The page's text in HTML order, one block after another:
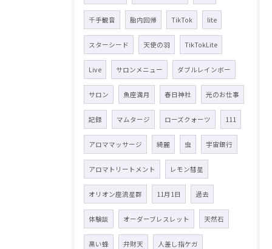
千手観音 胎内回帰 TikTok lite
スターシード 天使の羽 TikTokLite
Live サロンメニュー ダブルレインボー
サロン 魚座満月 春日神社 光のお仕事
記録 マムタージ ローズクォーツ 111
アロママッサージ 綺麗 虫 宇宙銀行
アロマトリートメント レモン彗星
オリオン座流星群 11月1日 過去
体験談 オーダーブレスレット 天然石
黒い蜂 弁財天 人差し指ケガ